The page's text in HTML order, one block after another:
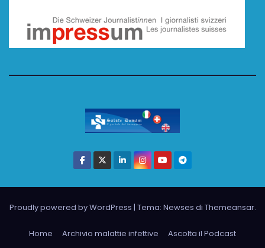
Proudly powered by WordPress | Tema: Newses di Themeansar.
Home Archivio malattie infettive
Ascolta il Podcast